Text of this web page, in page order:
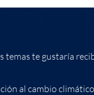
temas te gustaría
al cambio